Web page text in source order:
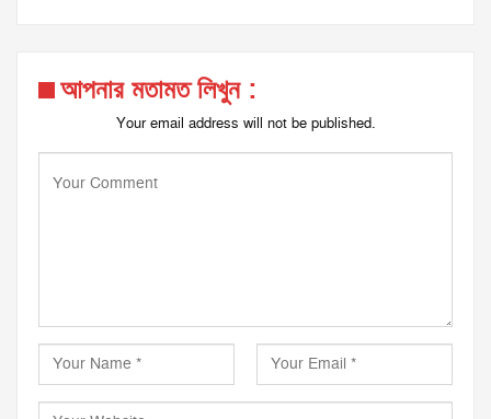
আপনার মতামত লিখুন :
Your email address will not be published.